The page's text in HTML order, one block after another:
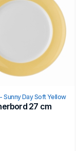
van porselein, en
Sunny Day Soft Yellow
27 cm